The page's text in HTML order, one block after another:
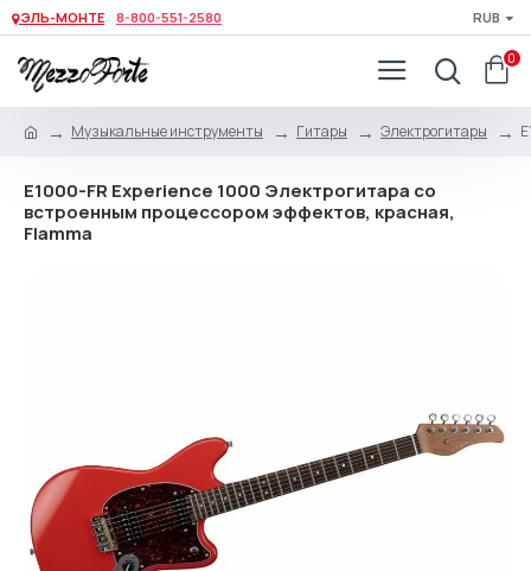
ЭЛЬ-МОНТЕ 8-800-551-2580 RUB
0
Музыкальные инструменты Гитары Электрогитары
E1000-FR Experience 1000 Электрогитара со
встроенным процессором эффектов, красная,
Flamma